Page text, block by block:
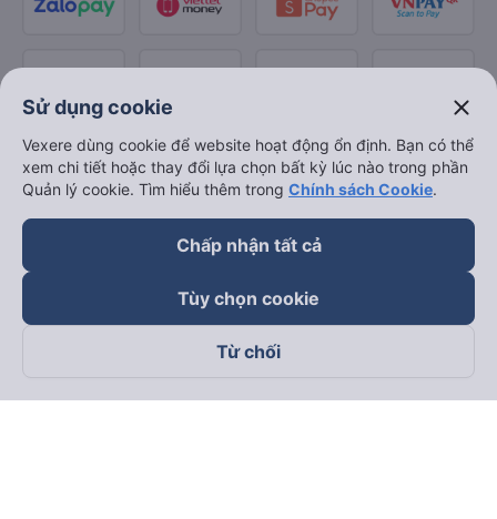
Theo dõi chúng tôi trên
Sử dụng cookie close
Vexere dùng cookie để website hoạt động ổn định. Bạn có thể
xem chi tiết hoặc thay đổi lựa chọn bất kỳ lúc nào trong phần
Quản lý cookie. Tìm hiểu thêm trong Chính sách Cookie.
Chấp nhận tất cả
Tùy chọn cookie
Từ chối